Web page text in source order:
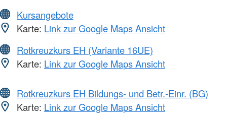
Kursangebote
Karte: Link zur Google Maps Ansicht
Rotkreuzkurs EH (Variante 16UE)
Karte: Link zur Google Maps Ansicht
Rotkreuzkurs EH Bildungs- und Betr.-Einr. (BG)
Karte: Link zur Google Maps Ansicht